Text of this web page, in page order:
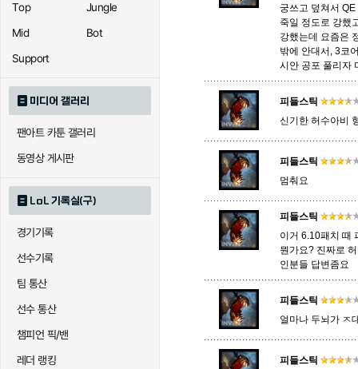
Top
Jungle
Mid
Bot
Support
미디어 갤러리
팬아트 카툰 갤러리
동영상 게시판
LoL 기록실(구)
경기기록
선수기록
팀 통산
선수 통산
챔피언 픽/밴
레더 랭킹
자크 자헨
직스 진
카이사
퀸 크산테 클레
트리스타나 트린다미어
하이머딩거 헤카림 흐웨
궁쓰고 덮쳐서
죽일 정도로 강했
강했는데 요즘은
밖에 안대서, 3코
시안 공포 풀리자
피들스틱
신기한 허수아비
피들스틱
멈춰요
피들스틱
이거 6.10패치 때
뭔가요? 진짜로
인분들 답변좀요
피들스틱
얼마나 두뇌가 ㅈ
피들스틱